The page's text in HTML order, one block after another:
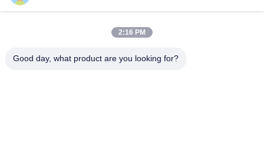
VA11215A C-KIT-SQP4-60-18 cartridge kit voor SQP pomp
PFE-42045/3DV Industrial Hydraulic Pump Fixed Displacement
2:16 PM
Good day, what product are you looking for?